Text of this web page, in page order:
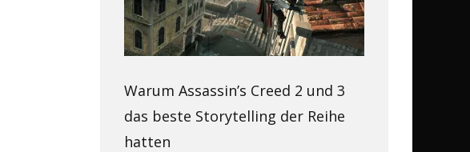
Warum Assassin’s Creed 2 und 3
das beste Storytelling der Reihe
hatten